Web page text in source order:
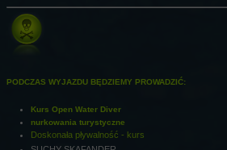
PODCZAS WYJAZDU BĘDZIEMY PROWADZIĆ:
Kurs Open Water Diver
nurkowania turystyczne
Doskonała pływalność - kurs